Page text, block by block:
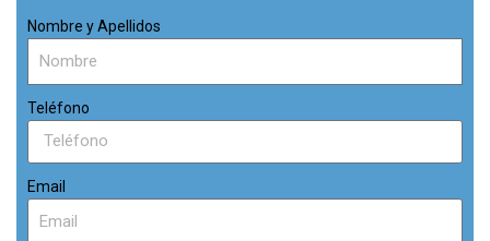
Nombre y Apellidos
Teléfono
Email